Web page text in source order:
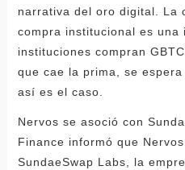
narrativa del oro digital. La
compra institucional es una
instituciones compran
que cae la prima, se
así es el caso.
Nervos se asoció con
Finance informó que
SundaeSwap Labs, la